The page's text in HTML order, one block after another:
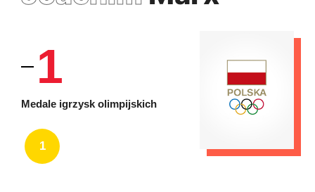
1
Medale igrzysk olimpijskich
1